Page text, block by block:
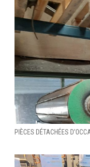
PIÈCES DÉTACHÉES